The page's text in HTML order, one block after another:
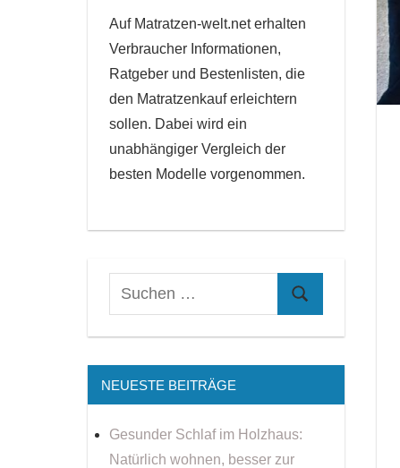
Auf Matratzen-welt.net erhalten
Verbraucher Informationen,
Ratgeber und Bestenlisten, die
den Matratzenkauf erleichtern
sollen. Dabei wird ein
unabhängiger Vergleich der
besten Modelle vorgenommen.
NEUESTE BEITRÄGE
Gesunder Schlaf im Holzhaus:
Natürlich wohnen, besser zur